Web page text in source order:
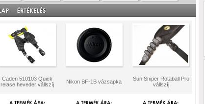
Caden 510103 Quick
relase heveder vállszíj
Nikon BF-1B vázsapka
Sun Sniper Rotaball Pro
vállszíj